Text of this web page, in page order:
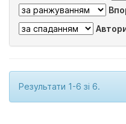
Результати 1-6 зі 6.